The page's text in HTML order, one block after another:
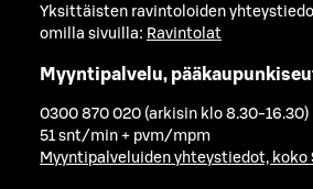
Yksittäisten ravintoloiden
omilla sivuilla: Ravintolat
Myyntipalvelu,
0300 870 020 (arkisin klo 8.30-16.30)
51 snt/min + pvm/mpm
Myyntipalveluiden yhteystiedot, koko